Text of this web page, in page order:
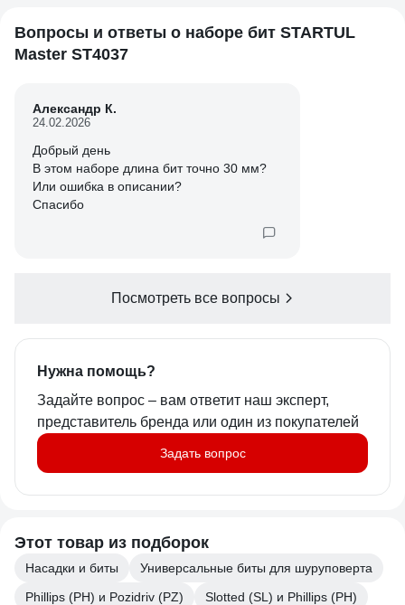
Вопросы и ответы о наборе бит STARTUL
Master ST4037
Александр К.
24.02.2026
Добрый день
В этом наборе длина бит точно 30 мм?
Или ошибка в описании?
Спасибо
Посмотреть все вопросы
Нужна помощь?
Задайте вопрос – вам ответит наш эксперт,
представитель бренда или один из покупателей
Задать вопрос
Этот товар из подборок
Насадки и биты
Универсальные биты для шуруповерта
Phillips (PH) и Pozidriv (PZ)
Slotted (SL) и Phillips (PH)